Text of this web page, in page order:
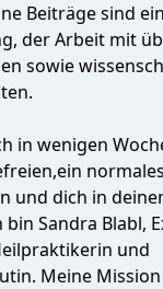
Beiträge sind
der Arbeit mit
sowie
in wenigen
und dich in
Sandra Blabl,
und
Meine